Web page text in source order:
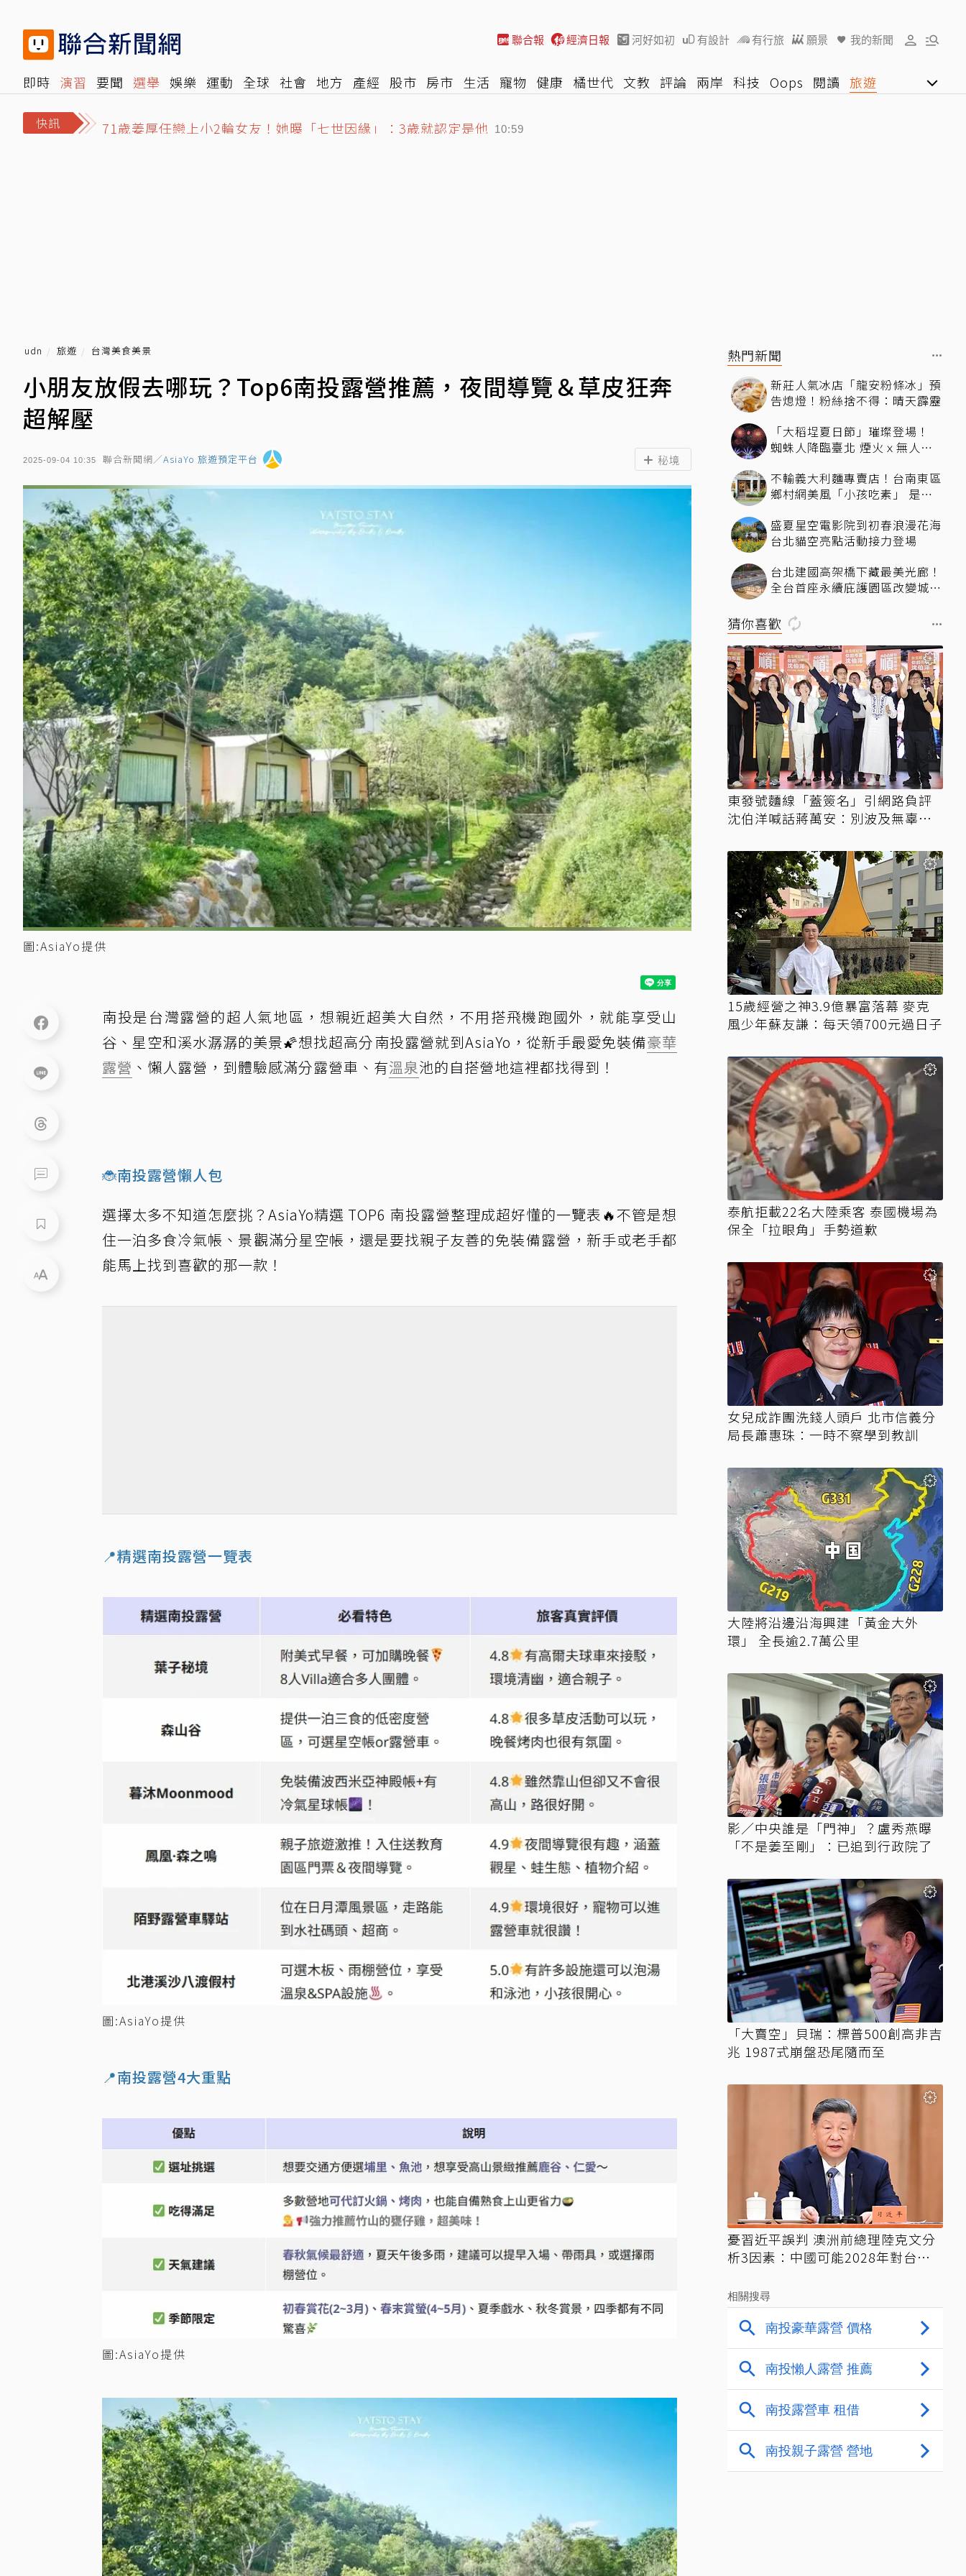
聯合報 經濟日報 河好如初 有設計 有行旅 願景 我的新聞
即時 演習 要聞 選舉 娛樂 運動 全球 社會 地方 產經 股市 房市 生活 寵物 健康 橘世代 文教 評論 兩岸 科技 Oops 閱讀 旅遊
快訊
誆買BNT疫苗…律師公會前理事長狠詐慈濟10億 豪宅藏158公斤黃金
71歲姜厚任戀上小2輪女友！她曝「七世因緣」：3歲就認定是他 10:59
udn 旅遊 台灣美食美景
小朋友放假去哪玩？Top6南投露營推薦，夜間導覽＆草皮狂奔
超解壓
2025-09-04 10:35 聯合新聞網／AsiaYo 旅遊預定平台 秘境
圖:AsiaYo提供
南投是台灣露營的超人氣地區，想親近超美大自然，不用搭飛機跑國外，就能享受山
谷、星空和溪水潺潺的美景🌠想找超高分南投露營就到AsiaYo，從新手最愛免裝備豪華
露營 、懶人露營，到體驗感滿分露營車、有溫泉池的自搭營地這裡都找得到！
🐞南投露營懶人包
選擇太多不知道怎麼挑？AsiaYo精選 TOP6 南投露營整理成超好懂的一覽表🔥不管是想
住一泊多食冷氣帳、景觀滿分星空帳，還是要找親子友善的免裝備露營，新手或老手都
能馬上找到喜歡的那一款！
📍精選南投露營一覽表
圖:AsiaYo提供
📍南投露營4大重點
圖:AsiaYo提供
熱門新聞
新莊人氣冰店「龍安粉條冰」預
告熄燈！粉絲捨不得：晴天霹靂
「大稻埕夏日節」璀璨登場！
蜘蛛人降臨臺北 煙火ｘ無人機
不輸義大利麵專賣店！台南東區
鄉村網美風「小孩吃素」 是一
盛夏星空電影院到初春浪漫花海
台北貓空亮點活動接力登場
台北建國高架橋下藏最美光廊！
全台首座永續庇護園區改變城市
猜你喜歡
東發號麵線「蓋簽名」引網路負評
沈伯洋喊話蔣萬安：別波及無辜店
15歲經營之神3.9億暴富落幕 麥克
風少年蘇友謙：每天領700元過日子
泰航拒載22名大陸乘客 泰國機場為
保全「拉眼角」手勢道歉
女兒成詐團洗錢人頭戶 北市信義分
局長蕭惠珠：一時不察學到教訓
大陸將沿邊沿海興建「黃金大外
環」 全長逾2.7萬公里
影／中央誰是「門神」？盧秀燕曝
「不是姜至剛」：已追到行政院了
「大賣空」貝瑞：標普500創高非吉
兆 1987式崩盤恐尾隨而至
憂習近平誤判 澳洲前總理陸克文分
析3因素：中國可能2028年對台動